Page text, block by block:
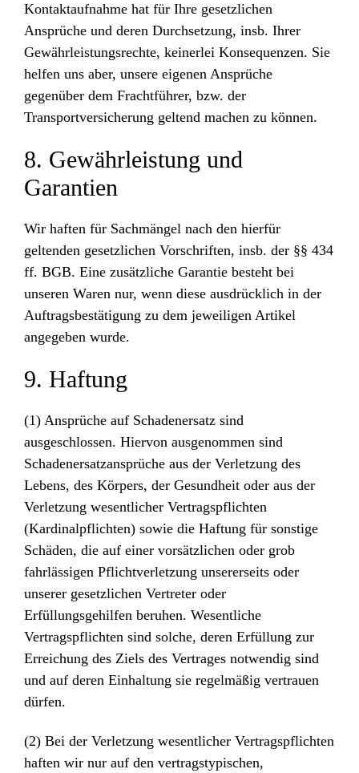
Kontaktaufnahme hat für Ihre gesetzlichen
Ansprüche und deren Durchsetzung, insb. Ihrer
Gewährleistungsrechte, keinerlei Konsequenzen. Sie
helfen uns aber, unsere eigenen Ansprüche
gegenüber dem Frachtführer, bzw. der
Transportversicherung geltend machen zu können.
8. Gewährleistung und
Garantien
Wir haften für Sachmängel nach den hierfür
geltenden gesetzlichen Vorschriften, insb. der §§ 434
ff. BGB. Eine zusätzliche Garantie besteht bei
unseren Waren nur, wenn diese ausdrücklich in der
Auftragsbestätigung zu dem jeweiligen Artikel
angegeben wurde.
9. Haftung
(1) Ansprüche auf Schadenersatz sind
ausgeschlossen. Hiervon ausgenommen sind
Schadenersatzansprüche aus der Verletzung des
Lebens, des Körpers, der Gesundheit oder aus der
Verletzung wesentlicher Vertragspflichten
(Kardinalpflichten) sowie die Haftung für sonstige
Schäden, die auf einer vorsätzlichen oder grob
fahrlässigen Pflichtverletzung unsererseits oder
unserer gesetzlichen Vertreter oder
Erfüllungsgehilfen beruhen. Wesentliche
Vertragspflichten sind solche, deren Erfüllung zur
Erreichung des Ziels des Vertrages notwendig sind
und auf deren Einhaltung sie regelmäßig vertrauen
dürfen.
(2) Bei der Verletzung wesentlicher Vertragspflichten
haften wir nur auf den vertragstypischen,